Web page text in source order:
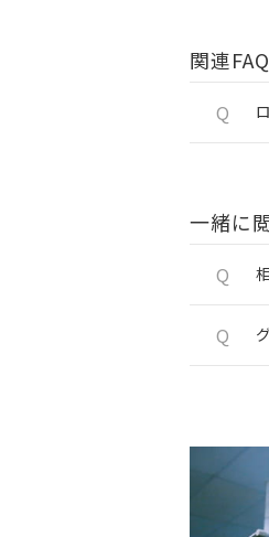
関連FAQ
Q
一緒に
Q
Q